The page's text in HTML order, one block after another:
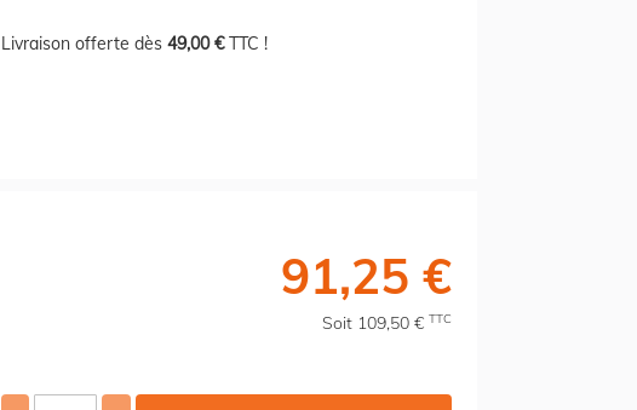
Livraison offerte dès 49,00 €TTC !
91,25 €
Soit 109,50 € TTC